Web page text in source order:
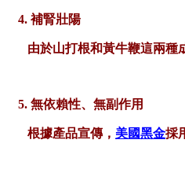
4. 補腎壯陽
由於山打根和黃牛鞭這兩種
5. 無依賴性、無副作用
根據產品宣傳， 美國黑金採